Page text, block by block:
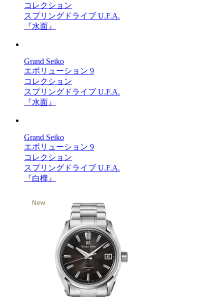
コレクション
スプリングドライブ U.F.A.
『水面』
Grand Seiko
エボリューション 9
コレクション
スプリングドライブ U.F.A.
『水面』
Grand Seiko
エボリューション 9
コレクション
スプリングドライブ U.F.A.
『白樺』